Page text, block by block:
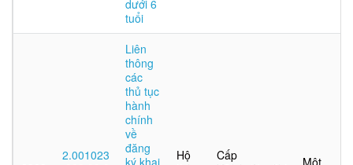
dưới 6
tuổi
2.001023
Liên
thông
các
thủ tục
hành
chính
về
đăng
ký khai
Hộ
Cấp
Một